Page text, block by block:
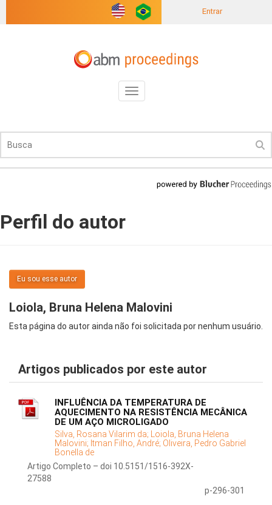
Entrar
Toggle
navigation
Perfil do autor
Eu sou esse autor
Loiola, Bruna Helena Malovini
Esta página do autor ainda não foi solicitada por nenhum usuário.
Artigos publicados por este autor
INFLUÊNCIA DA TEMPERATURA DE
AQUECIMENTO NA RESISTÊNCIA MECÂNICA
DE UM AÇO MICROLIGADO
Silva, Rosana Vilarim da; Loiola, Bruna Helena
Malovini; Itman Filho, André; Oliveira, Pedro Gabriel
Bonella de
Artigo Completo – doi 10.5151/1516-392X-
27588
p-296-301